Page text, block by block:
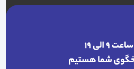
ساعت ۹ الی ۱۹
شما هستیم